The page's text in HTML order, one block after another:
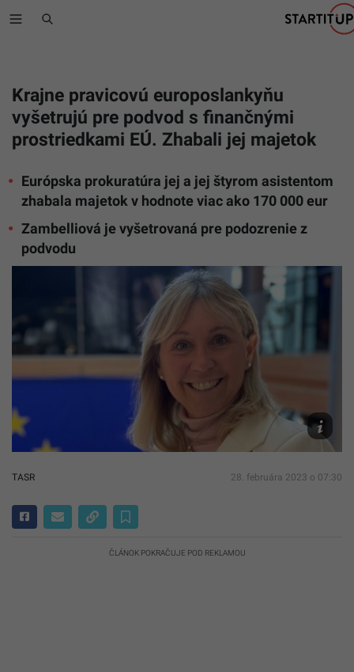
Krajne pravicovú europoslankyňu
vyšetrujú pre podvod s finančnými
prostriedkami EÚ. Zhabali jej majetok
Európska prokuratúra jej a jej štyrom asistentom
zhabala majetok v hodnote viac ako 170 000 eur
Zambelliová je vyšetrovaná pre podozrenie z
podvodu
Zambelli
TASR 28. februára 2023 o 07:30
ČLÁNOK POKRAČUJE POD REKLAMOU